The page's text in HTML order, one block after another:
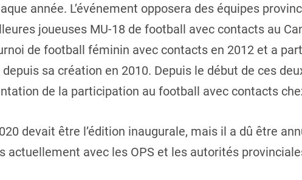
année. L’événement opposera des équipes
joueuses MU-18 de football avec contacts au
de football féminin avec contacts en 2012 et a
sa création en 2010. Depuis le début de ces
de la participation au football avec contacts
devait être l’édition inaugurale, mais il a dû être
actuellement avec les OPS et les autorités